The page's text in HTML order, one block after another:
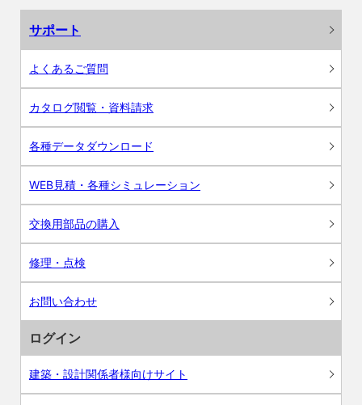
サポート
よくあるご質問
カタログ閲覧・資料請求
各種データダウンロード
WEB見積・各種シミュレーション
交換用部品の購入
修理・点検
お問い合わせ
ログイン
建築・設計関係者様向けサイト